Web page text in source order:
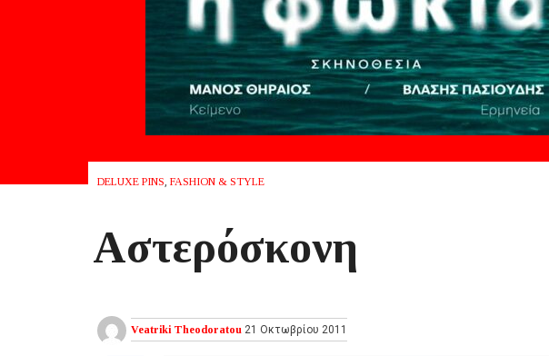
DELUXE PINS, FASHION & STYLE
Aστερόσκονη
Veatriki Theodoratou 21 Οκτωβρίου 2011